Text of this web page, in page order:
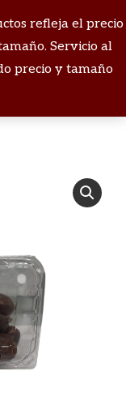
refleja el precio
Servicio al
precio y tamaño
Buscar: